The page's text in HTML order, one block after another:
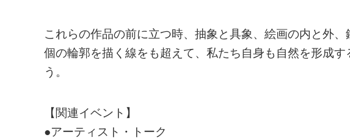
これらの作品の前に立つ時、抽象と具象、絵画の内と外
個の輪郭を描く線をも超えて、私たち自身も自然を形成
う。
【関連イベント】
●アーティスト・トーク